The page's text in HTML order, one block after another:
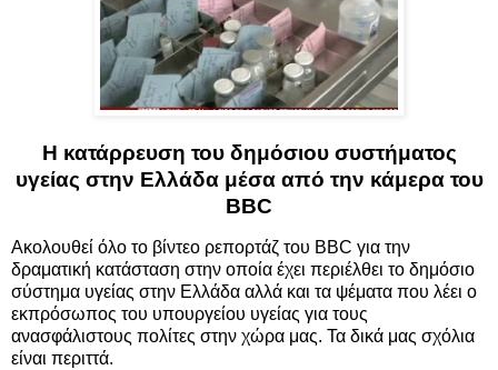
Η κατάρρευση του δημόσιου συστήματος
υγείας στην Ελλάδα μέσα από την κάμερα του
BBC
Ακολουθεί όλο το βίντεο ρεπορτάζ του BBC για την
δραματική κατάσταση στην οποία έχει περιέλθει το δημόσιο
σύστημα υγείας στην Ελλάδα αλλά και τα ψέματα που λέει ο
εκπρόσωπος του υπουργείου υγείας για τους
ανασφάλιστους πολίτες στην χώρα μας. Τα δικά μας σχόλια
είναι περιττά.